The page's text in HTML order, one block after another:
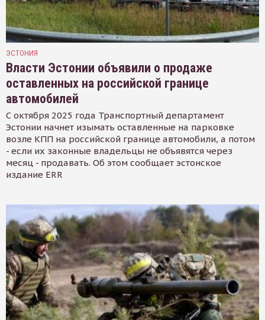
ЭСТОНИЯ
Власти Эстонии объявили о продаже
оставленных на российской границе
автомобилей
С октября 2025 года Транспортный департамент
Эстонии начнет изымать оставленные на парковке
возле КПП на российской границе автомобили, а потом
- если их законные владельцы не объявятся через
месяц - продавать. Об этом сообщает эстонское
издание ERR